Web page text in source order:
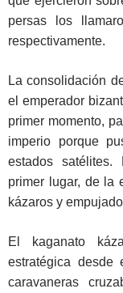
persas los
respectivamente.
La consolidación
el emperador
primer momento,
imperio porque
estados satélites.
primer lugar, de la
kázaros y
El kaganato
estratégica desde
caravaneras